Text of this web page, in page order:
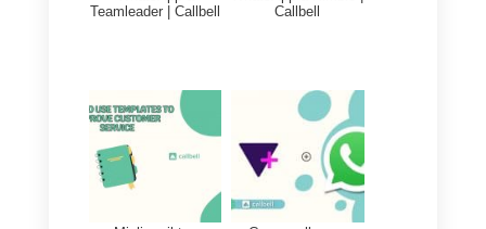
attivare il bot e l’altro per
con la configurazione del
chatbot.
Clicchiamo su Nuovo